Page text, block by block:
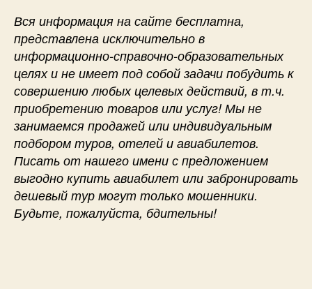
Вся информация на сайте бесплатна,
представлена исключительно в
информационно-справочно-образовательных
целях и не имеет под собой задачи побудить к
совершению любых целевых действий, в т.ч.
приобретению товаров или услуг! Мы не
занимаемся продажей или индивидуальным
подбором туров, отелей и авиабилетов.
Писать от нашего имени с предложением
выгодно купить авиабилет или забронировать
дешевый тур могут только мошенники.
Будьте, пожалуйста, бдительны!